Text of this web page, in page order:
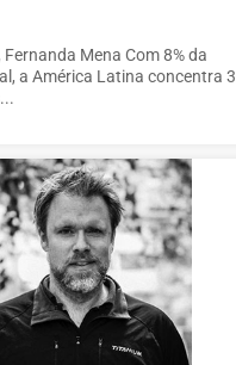
Fernanda Mena Com 8% da
a América Latina concentra